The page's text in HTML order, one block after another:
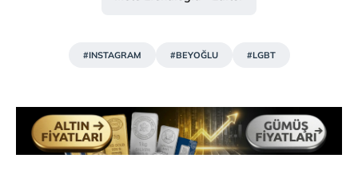
#INSTAGRAM #BEYOĞLU #LGBT